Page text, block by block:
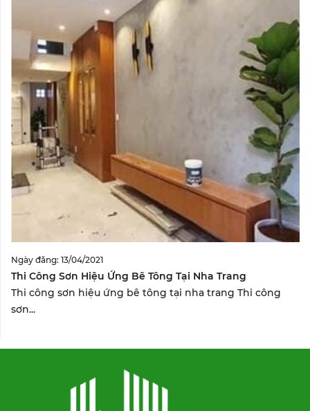
Ngày đăng: 13/04/2021
Thi Công Sơn Hiệu Ứng Bê Tông Tại Nha Trang
Thi công sơn hiệu ứng bê tông tại nha trang Thi công
sơn...